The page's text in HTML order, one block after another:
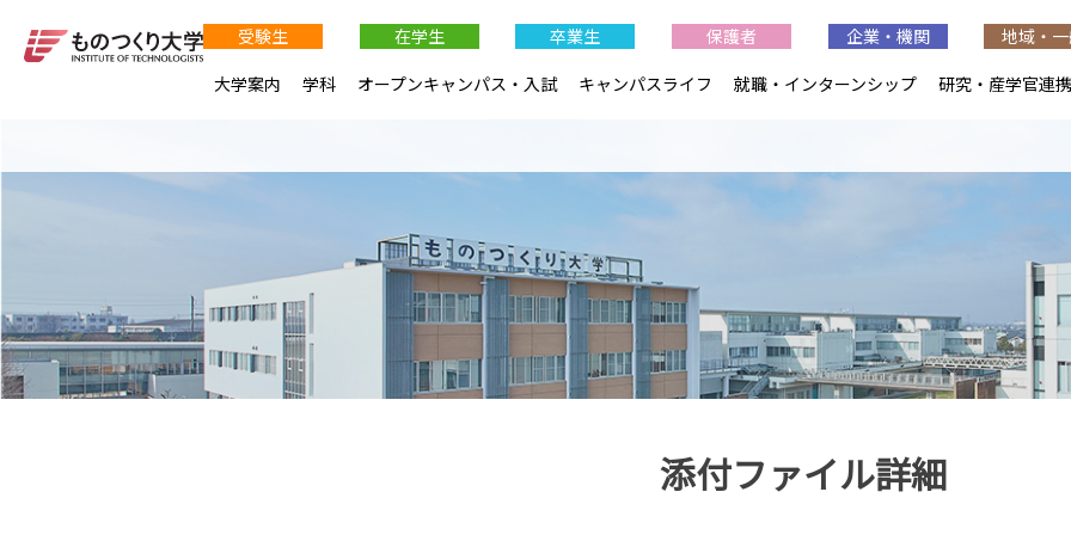
添付ファイル詳細
受験生 在学生 卒業生 保護者 企業・機関
地域・
大学案内
学科 オープンキャンパス・入試 キャンパスライフ 就職・インターンシップ 研究・産学官連携